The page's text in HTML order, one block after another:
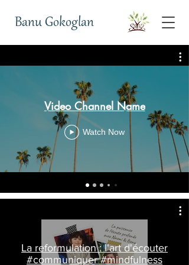
Banu Gokoglan
La reformulation : l'art d'écouter
#communiquer #mindfulness
Video Channel Name
Watch Now